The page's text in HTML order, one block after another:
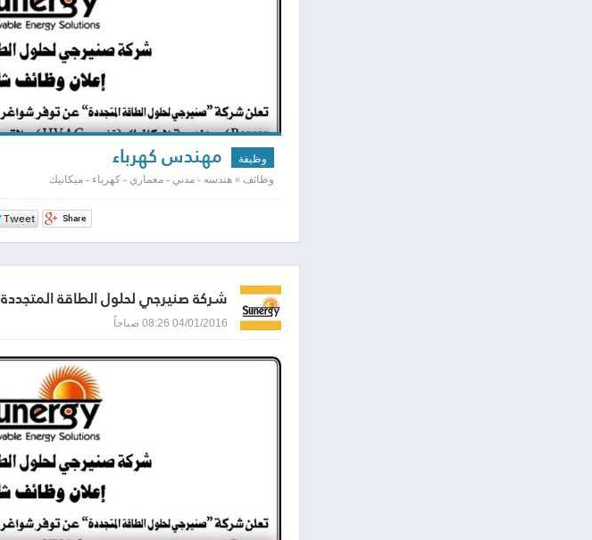
وظيفة مهندس كهرباء
وظائف » هندسه - مدني - معماري - كهرباء - ميكانيك
شركة صنيرجي لحلول الطاقة المتجددة
04/01/2016 08:26 صباحاً